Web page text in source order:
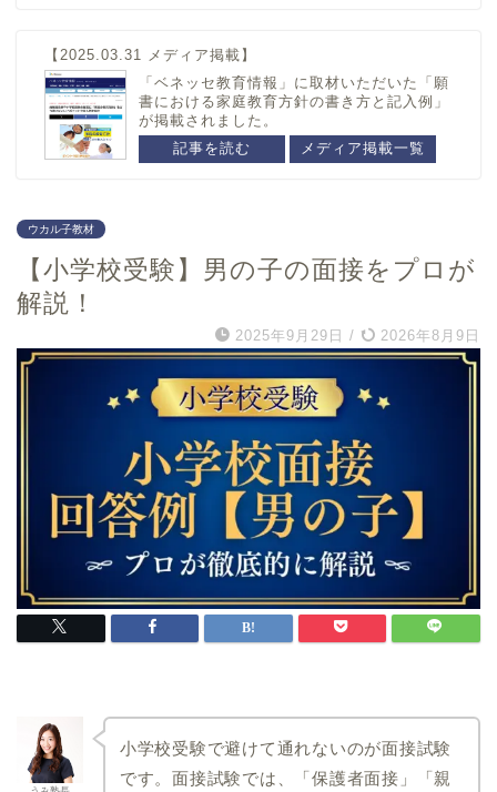
【2025.03.31 メディア掲載】
「ベネッセ教育情報」に取材いただいた「願
書における家庭教育方針の書き方と記入例」
が掲載されました。
記事を読む
メディア掲載一覧
ウカル子教材
【小学校受験】男の子の面接をプロが
解説！
2025年9月29日 / 2026年8月9日
小学校受験で避けて通れないのが面接試験
です。面接試験では、「保護者面接」「親
学校
大阪教育大学附属池田小
関西大学初等部
建国小学校
箕面自由学園小学校
賢明学院小学校
関西創価小学校
アサンプション国際小学
利晶学園小学校
千葉県
日出学園小学校
昭和学院小学校
国府台女子学院小学部
暁星国際小学校
光風台三育小学校
成田高等学校付属小学校
北海道
北海道教育大学附属旭川
小学校
北海道教育大学附属札幌
小学校
北海道教育大学附属函館